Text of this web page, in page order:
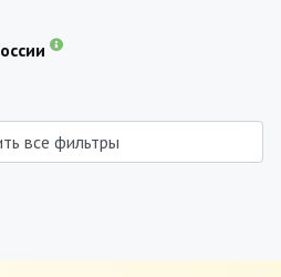
все фильтры